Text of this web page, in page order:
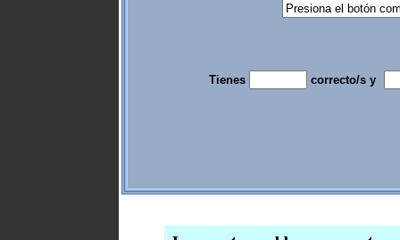
Tienes correcto/s y